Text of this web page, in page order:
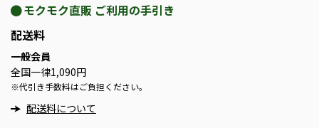
モクモク直販 ご利用の手引き
配送料
一般会員
全国一律1,090円
※代引き手数料はご負担ください。
配送料について